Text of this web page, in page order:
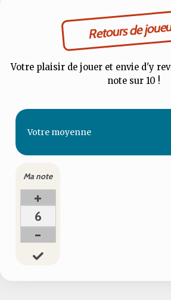
Retours de
Votre plaisir de jouer et envie d'y
note sur 10 !
Votre moyenne
Ma note
+
6
-